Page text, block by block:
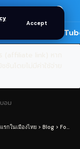
Accept
🎬
อม
รกในเมืองไทย > Blog > Forex Trading